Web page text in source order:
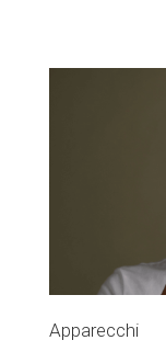
Apparecchi